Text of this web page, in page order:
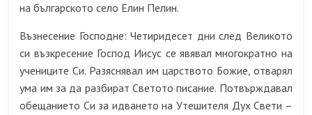
на българското село Елин Пелин.
Възнесение Господне: Четиридесет дни след Великото
си възкресение Господ Иисус се явявал многократно на
учениците Си. Разяснявал им царството Божие, отварял
ума им за да разбират Светото писание. Потвърждавал
обещанието Си за идването на Утешителя Дух Свети –